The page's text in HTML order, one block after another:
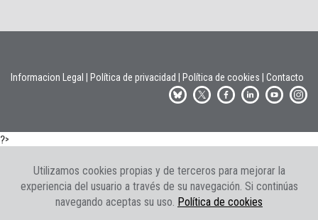
Informacion Legal | Política de privacidad | Política de cookies | Contacto
?>
Utilizamos cookies propias y de terceros para mejorar la
experiencia del usuario a través de su navegación. Si continúas
navegando aceptas su uso. Política de cookies